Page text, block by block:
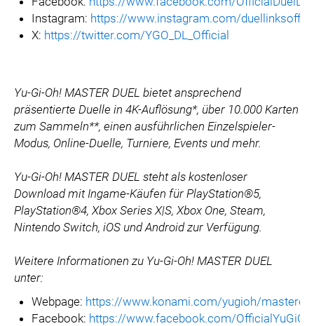
Instagram: https://www.instagram.com/
X: https://twitter.com/YGO_DL_Official
Yu-Gi-Oh! MASTER DUEL bietet ansprechend
präsentierte Duelle in 4K-Auflösung*, über 10.000 Karten
zum Sammeln**, einen ausführlichen Einzelspieler-
Modus, Online-Duelle, Turniere, Events und mehr.
Yu-Gi-Oh! MASTER DUEL steht als kostenloser
Download mit Ingame-Käufen für PlayStation®5,
PlayStation®4, Xbox Series X|S, Xbox One, Steam,
Nintendo Switch, iOS und Android zur Verfügung.
Weitere Informationen zu Yu-Gi-Oh! MASTER DUEL
unter:
Webpage: https://www.konami.com/yugioh/
Facebook: https://www.facebook.com/